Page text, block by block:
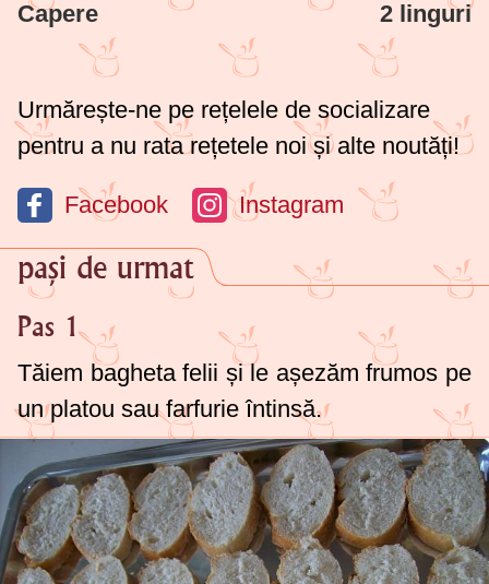
Capere 2 linguri
Urmărește-ne pe rețelele de socializare
pentru a nu rata rețetele noi și alte noutăți!
Facebook Instagram
pași de urmat
Pas 1
Tăiem bagheta felii și le așezăm frumos pe
un platou sau farfurie întinsă.